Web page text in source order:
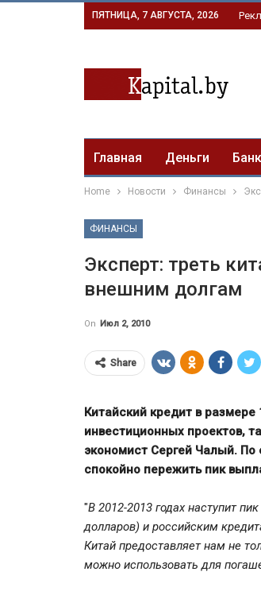
ПЯТНИЦА, 7 АВГУСТА, 2026
Главная Деньги
Home Новости Финансы
ФИНАНСЫ
Эксперт: треть
внешним долгам
On Июл 2, 2010
Share
Китайский кредит в
инвестиционных проектов,
экономист Сергей Чалый. По
спокойно пережить пик
"В 2012-2013 годах наступит
долларов) и российским
Китай предоставляет нам не
можно использовать для